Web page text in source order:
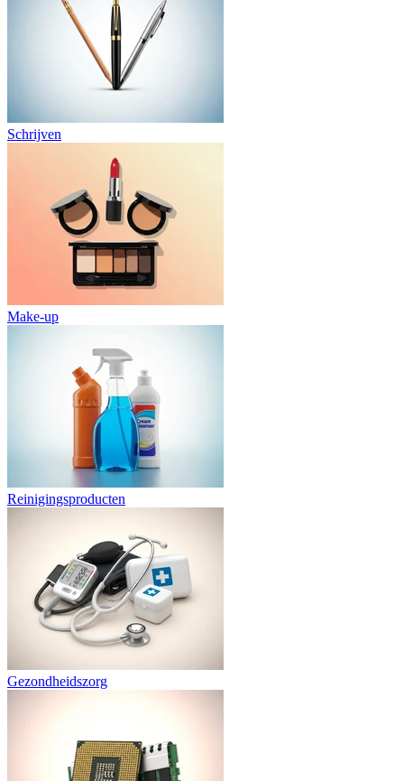
Schrijven
Make-up
Reinigingsproducten
Gezondheidszorg